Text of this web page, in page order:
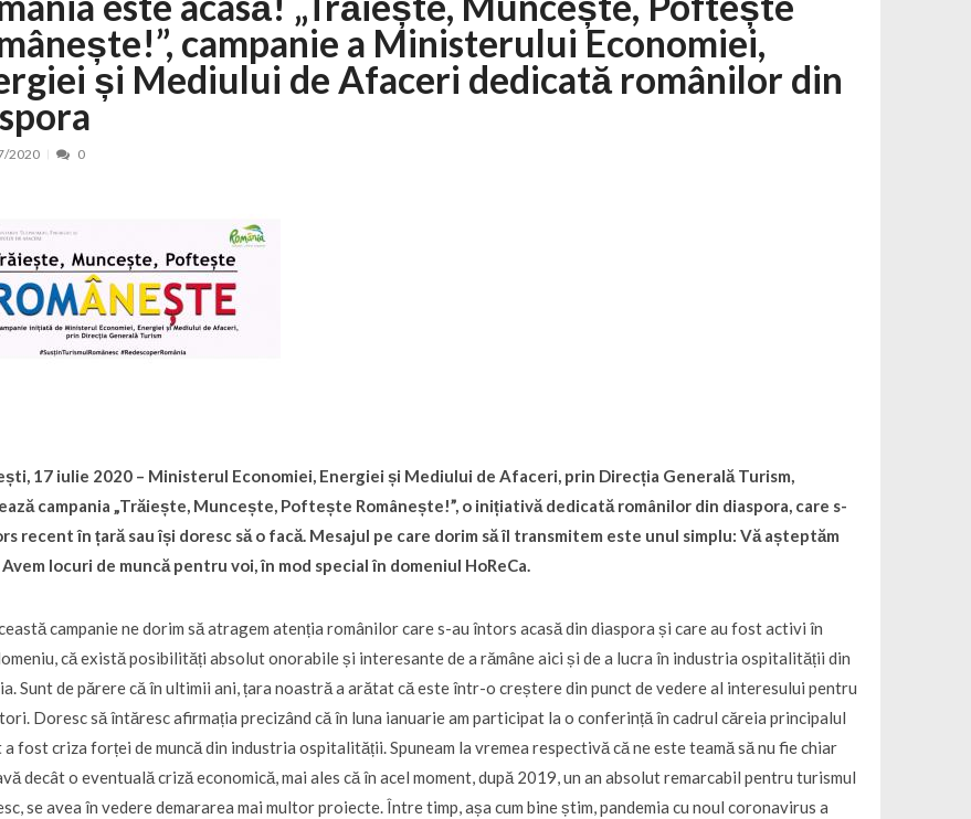
locuri noi la Zlatna prin Programul... 15/07/2026
publică pentru proiectul de lege care... 15/07/2026
într-un colet și ascu... 15/07/2026
efortul național pentru protejar...
din luna august
campanie a Ministerului Economiei,
și Mediului de Afaceri dedicată românilor din
2020 0
17 iulie 2020 – Ministerul Economiei, Energiei și Mediului de Afaceri, prin Direcția Generală Turism,
campania „Trăiește, Muncește, Poftește Românește!”, o inițiativă dedicată românilor din diaspora, care s-
recent în țară sau își doresc să o facă. Mesajul pe care dorim să îl transmitem este unul simplu: Vă așteptăm
Avem locuri de muncă pentru voi, în mod special în domeniul HoReCa.
campanie ne dorim să atragem atenția românilor care s-au întors acasă din diaspora și care au fost activi în
că există posibilități absolut onorabile și interesante de a rămâne aici și de a lucra în industria ospitalității din
Sunt de părere că în ultimii ani, țara noastră a arătat că este într-o creștere din punct de vedere al interesului pentru
Doresc să întăresc afirmația precizând că în luna ianuarie am participat la o conferință în cadrul căreia principalul
a fost criza forței de muncă din industria ospitalității. Spuneam la vremea respectivă că ne este teamă să nu fie chiar
decât o eventuală criză economică, mai ales că în acel moment, după 2019, un an absolut remarcabil pentru turismul
se avea în vedere demararea mai multor proiecte. Între timp, așa cum bine știm, pandemia cu noul coronavirus a